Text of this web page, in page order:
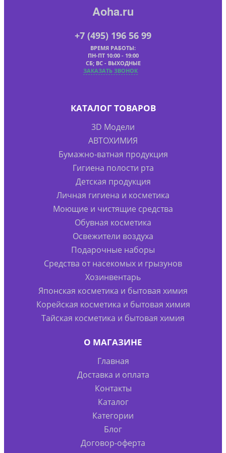
Aoha.ru
+7 (495) 196 56 99
ВРЕМЯ РАБОТЫ:
ПН-ПТ 10:00 - 19:00
СБ; ВС - ВЫХОДНЫЕ
ЗАКАЗАТЬ ЗВОНОК
КАТАЛОГ ТОВАРОВ
3D Модели
АВТОХИМИЯ
Бумажно-ватная продукция
Гигиена полости рта
Детская продукция
Личная гигиена и косметика
Моющие и чистящие средства
Обувная косметика
Освежители воздуха
Подарочные наборы
Средства от насекомых и грызунов
Хозинвентарь
Японская косметика и бытовая химия
Корейская косметика и бытовая химия
Тайская косметика и бытовая химия
О МАГАЗИНЕ
Главная
Доставка и оплата
Контакты
Каталог
Категории
Блог
Договор-оферта